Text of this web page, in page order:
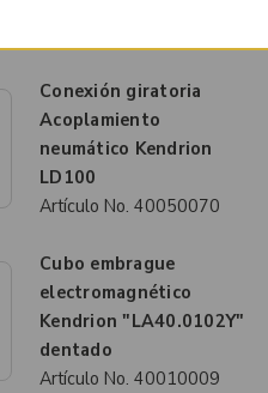
Conexión giratoria
Acoplamiento
neumático Kendrion
LD100
Artículo No. 40050070
Cubo embrague
electromagnético
Kendrion "LA40.0102Y"
dentado
Artículo No. 40010009